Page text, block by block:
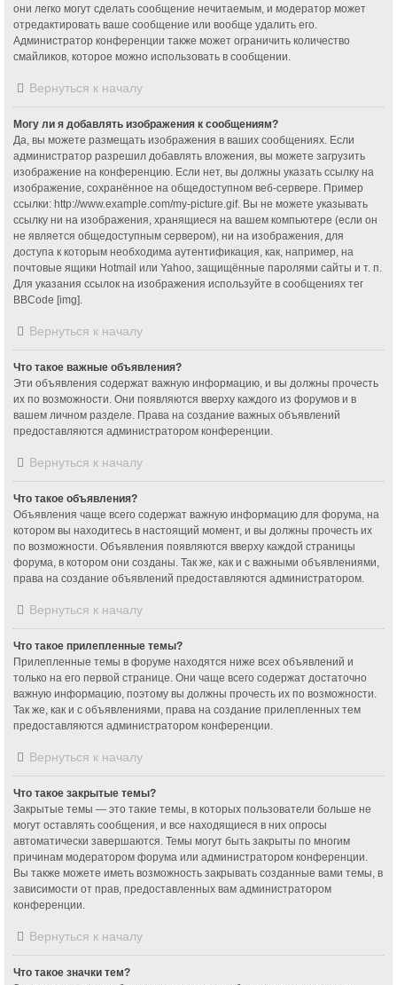
они легко могут сделать сообщение нечитаемым, и модератор может
отредактировать ваше сообщение или вообще удалить его.
Администратор конференции также может ограничить количество
смайликов, которое можно использовать в сообщении.
Вернуться к началу
Могу ли я добавлять изображения к сообщениям?
Да, вы можете размещать изображения в ваших сообщениях. Если
администратор разрешил добавлять вложения, вы можете загрузить
изображение на конференцию. Если нет, вы должны указать ссылку на
изображение, сохранённое на общедоступном веб-сервере. Пример
ссылки: http://www.example.com/my-picture.gif. Вы не можете указывать
ссылку ни на изображения, хранящиеся на вашем компьютере (если он
не является общедоступным сервером), ни на изображения, для
доступа к которым необходима аутентификация, как, например, на
почтовые ящики Hotmail или Yahoo, защищённые паролями сайты и т. п.
Для указания ссылок на изображения используйте в сообщениях тег
BBCode [img].
Вернуться к началу
Что такое важные объявления?
Эти объявления содержат важную информацию, и вы должны прочесть
их по возможности. Они появляются вверху каждого из форумов и в
вашем личном разделе. Права на создание важных объявлений
предоставляются администратором конференции.
Вернуться к началу
Что такое объявления?
Объявления чаще всего содержат важную информацию для форума, на
котором вы находитесь в настоящий момент, и вы должны прочесть их
по возможности. Объявления появляются вверху каждой страницы
форума, в котором они созданы. Так же, как и с важными объявлениями,
права на создание объявлений предоставляются администратором.
Вернуться к началу
Что такое прилепленные темы?
Прилепленные темы в форуме находятся ниже всех объявлений и
только на его первой странице. Они чаще всего содержат достаточно
важную информацию, поэтому вы должны прочесть их по возможности.
Так же, как и с объявлениями, права на создание прилепленных тем
предоставляются администратором конференции.
Вернуться к началу
Что такое закрытые темы?
Закрытые темы — это такие темы, в которых пользователи больше не
могут оставлять сообщения, и все находящиеся в них опросы
автоматически завершаются. Темы могут быть закрыты по многим
причинам модератором форума или администратором конференции.
Вы также можете иметь возможность закрывать созданные вами темы, в
зависимости от прав, предоставленных вам администратором
конференции.
Вернуться к началу
Что такое значки тем?